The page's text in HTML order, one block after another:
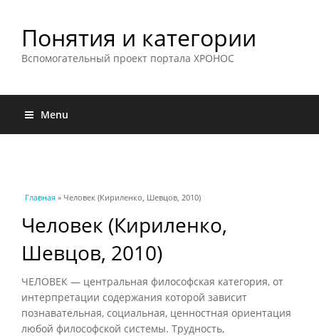
Понятия и категории
Вспомогательный проект портала ХРОНОС
Menu
Вы здесь
Главная » Человек (Кириленко, Шевцов, 2010)
Человек (Кириленко,
Шевцов, 2010)
ЧЕЛОВЕК — центральная философская категория, от
интерпретации содержания которой зависит
познавательная, социальная, ценностная ориентация
любой философской системы. Трудность,